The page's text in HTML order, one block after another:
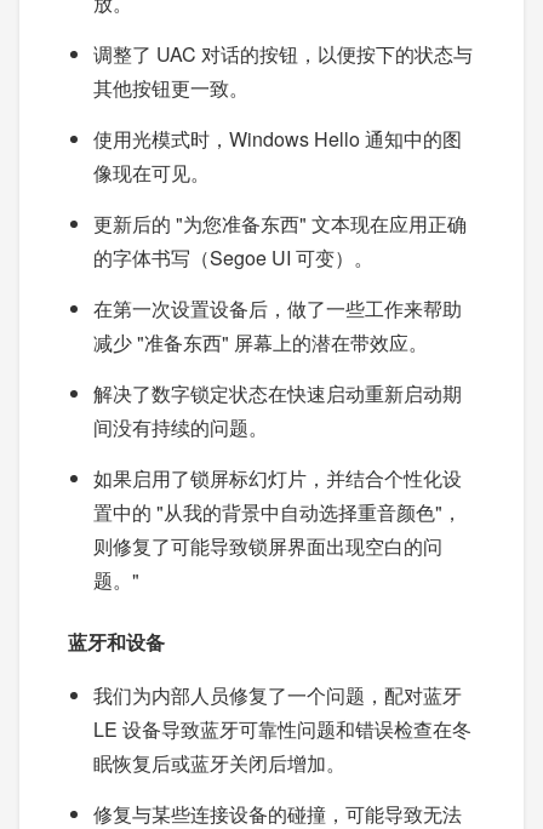
调整了 UAC 对话的按钮，以便按下的状态与
其他按钮更一致。
使用光模式时，Windows Hello 通知中的图
像现在可见。
更新后的 "为您准备东西" 文本现在应用正确
的字体书写（Segoe UI 可变）。
在第一次设置设备后，做了一些工作来帮助
减少 "准备东西" 屏幕上的潜在带效应。
解决了数字锁定状态在快速启动重新启动期
间没有持续的问题。
如果启用了锁屏标幻灯片，并结合个性化设
置中的 "从我的背景中自动选择重音颜色"，
则修复了可能导致锁屏界面出现空白的问
题。"
蓝牙和设备
我们为内部人员修复了一个问题，配对蓝牙
LE 设备导致蓝牙可靠性问题和错误检查在冬
眠恢复后或蓝牙关闭后增加。
修复与某些连接设备的碰撞，可能导致无法